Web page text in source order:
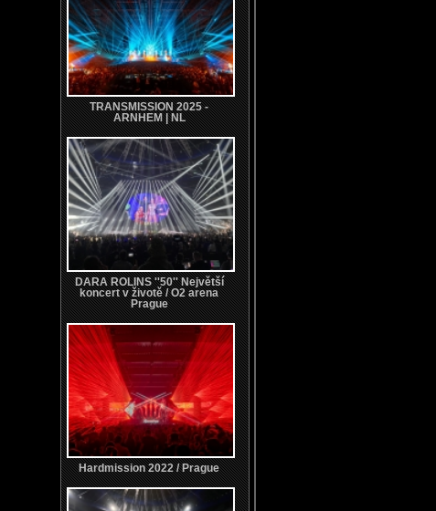
TRANSMISSION 2025 -
ARNHEM | NL
DARA ROLINS ''50'' Největší
koncert v životě / O2 arena
Prague
Hardmission 2022 / Prague